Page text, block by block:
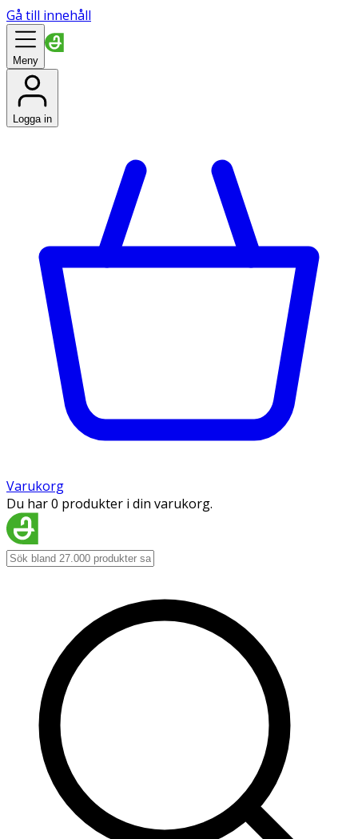
Gå till innehåll
Meny
Logga in
Varukorg
Du har 0 produkter i din varukorg.